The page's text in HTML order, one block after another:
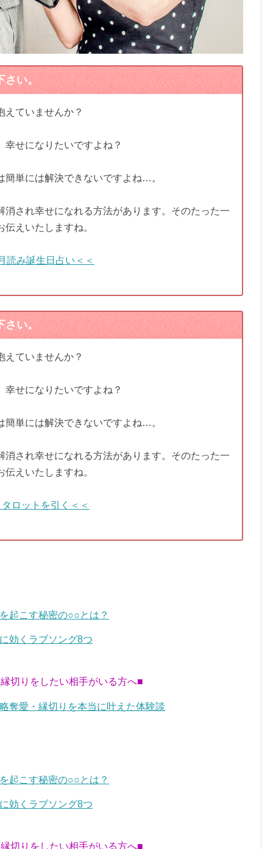
い。
えていませんか？
せになりたいですよね？
単には解決できないですよね…。
され幸せになれる方法があります。そのたった一
えいたしますね。
読み誕生日占い＜＜
い。
えていませんか？
せになりたいですよね？
単には解決できないですよね…。
され幸せになれる方法があります。そのたった一
えいたしますね。
ロットを引く＜＜
起こす秘密の○○とは？
効くラブソング8つ
切りをしたい相手がいる方へ■
奪愛・縁切りを本当に叶えた体験談
起こす秘密の○○とは？
効くラブソング8つ
切りをしたい相手がいる方へ■